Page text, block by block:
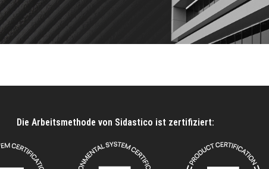
Die Arbeitsmethode von Sidastico ist zertifiziert: